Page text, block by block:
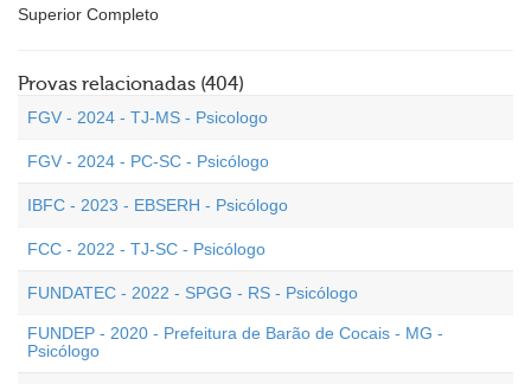
Superior Completo
Provas relacionadas (404)
FGV - 2024 - TJ-MS - Psicologo
FGV - 2024 - PC-SC - Psicólogo
IBFC - 2023 - EBSERH - Psicólogo
FCC - 2022 - TJ-SC - Psicólogo
FUNDATEC - 2022 - SPGG - RS - Psicólogo
FUNDEP - 2020 - Prefeitura de Barão de Cocais - MG -
Psicólogo